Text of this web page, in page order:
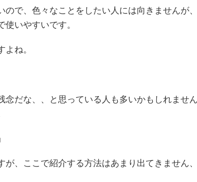
ので、色々なことをしたい人には向きませんが
いやすいです。
ね。
念だな、、と思っている人も多いかもしれませ
、ここで紹介する方法はあまり出てきません、